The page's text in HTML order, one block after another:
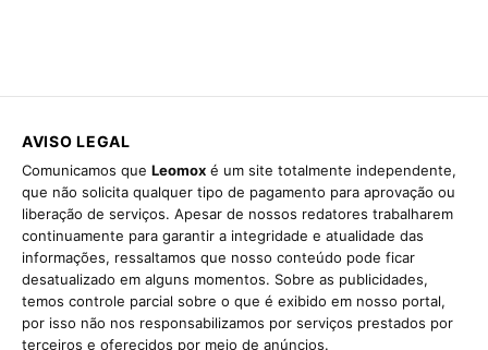
AVISO LEGAL
Comunicamos que Leomox é um site totalmente independente,
que não solicita qualquer tipo de pagamento para aprovação ou
liberação de serviços. Apesar de nossos redatores trabalharem
continuamente para garantir a integridade e atualidade das
informações, ressaltamos que nosso conteúdo pode ficar
desatualizado em alguns momentos. Sobre as publicidades,
temos controle parcial sobre o que é exibido em nosso portal,
por isso não nos responsabilizamos por serviços prestados por
terceiros e oferecidos por meio de anúncios.